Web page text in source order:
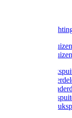
LED
Ratten /
Ratten /
Gloria
Gloria
Gardena
Dario
Gardena